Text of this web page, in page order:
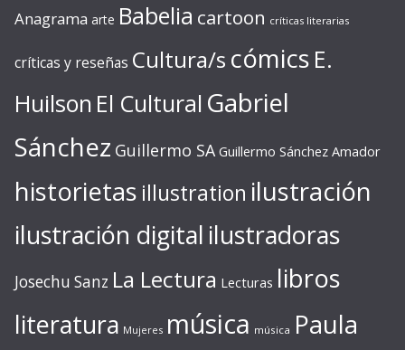
Anagrama arte Babelia cartoon críticas literarias
críticas y reseñas Cultura/s cómics E.
Huilson El Cultural Gabriel
Sánchez Guillermo SA Guillermo Sánchez Amador
historietas illustration ilustración
ilustración digital ilustradoras
Josechu Sanz La Lectura Lecturas libros
literatura Mujeres música música Paula